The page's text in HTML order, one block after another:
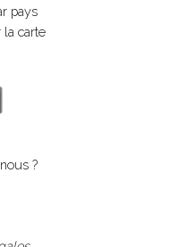
pays
la carte
?